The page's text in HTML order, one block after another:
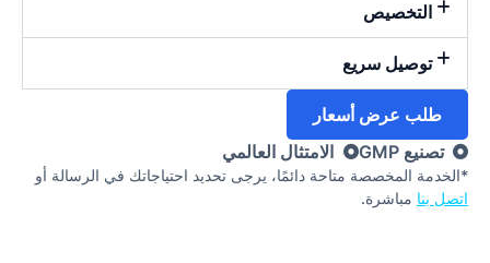
التخصيص
توصيل سريع
طلب عرض أسعار
تصنيع GMP
الامتثال العالمي
*الخدمة المخصصة متاحة دائمًا، يرجى تحديد احتياجاتك في الرسالة أو
اتصل بنا مباشرة.